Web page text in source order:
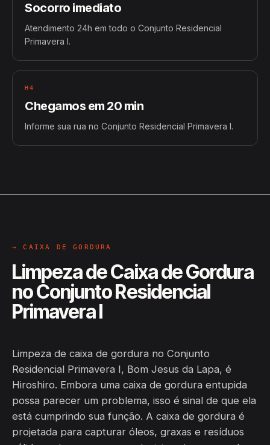
Socorro imediato
Atendimento 24h em todo o Conjunto Residencial
Primavera I.
H4
Chegamos em 20 min
Informe sua rua no Conjunto Residencial Primavera I.
→ CAIXA DE GORDURA
Limpeza de Caixa de Gordura
no Conjunto Residencial
Primavera I
Limpeza de caixa de gordura no Conjunto
Residencial Primavera I, Bom Jesus da Lapa, é
Hiroshiro. Embora uma caixa de gordura entupida
possa parecer um problema, isso é sinal de que ela
está cumprindo sua função. A caixa de gordura é
projetada para capturar óleos, graxas e resíduos